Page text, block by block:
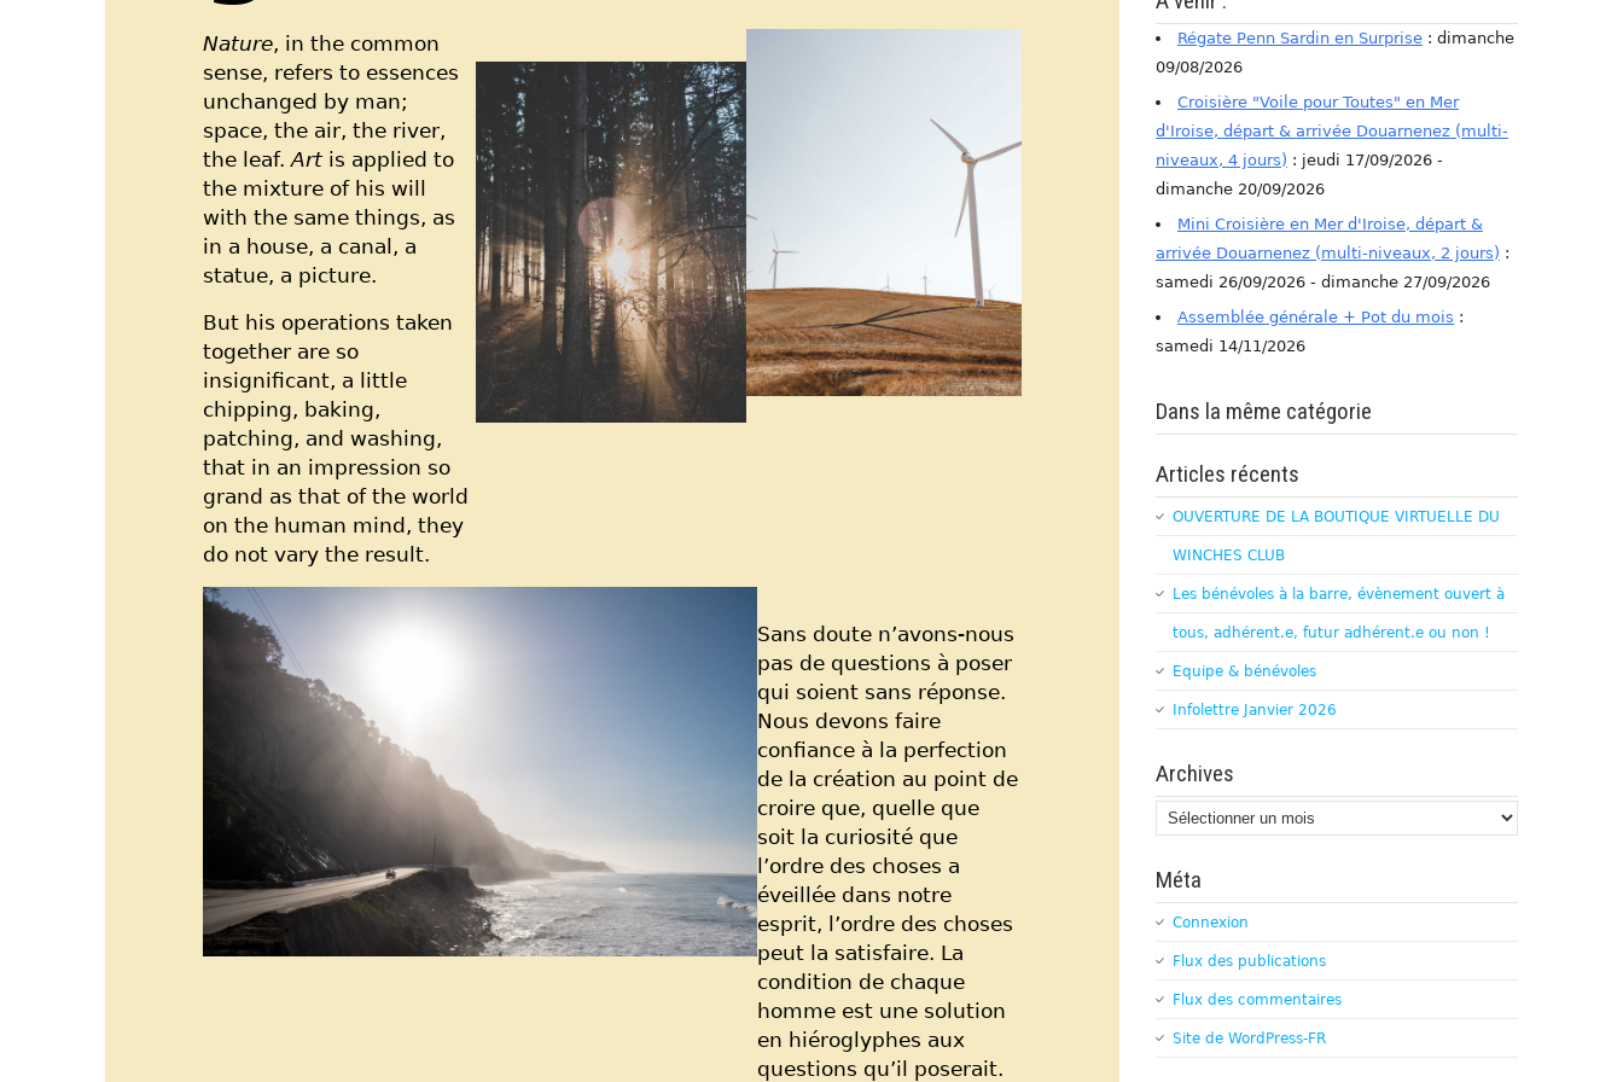
Nature, in the common
sense, refers to essences
unchanged by man;
space, the air, the river,
the leaf. Artis applied to
the mixture of his will
with the same things, as
in a house, a canal, a
statue, a picture.
But his operations taken
together are so
insignificant, a little
chipping, baking,
patching, and washing,
that in an impression so
grand as that of the world
on the human mind, they
do not vary the result.
Sans doute n’avons-nous
pas de questions à poser
qui soient sans réponse.
Nous devons faire
confiance à la perfection
de la création au point de
croire que, quelle que
soit la curiosité que
l’ordre des choses a
éveillée dans notre
esprit, l’ordre des choses
peut la satisfaire. La
condition de chaque
homme est une solution
en hiéroglyphes aux
questions qu’il poserait.
Régate Penn Sardin en Surprise : dimanche
09/08/2026
Croisière "Voile pour Toutes" en Mer
d'Iroise, départ & arrivée Douarnenez (multi-
niveaux, 4 jours) : jeudi 17/09/2026 -
dimanche 20/09/2026
Mini Croisière en Mer d'Iroise, départ &
arrivée Douarnenez (multi-niveaux, 2 jours) :
samedi 26/09/2026 - dimanche 27/09/2026
Assemblée générale + Pot du mois :
samedi 14/11/2026
Dans la même catégorie
Articles récents
OUVERTURE DE LA BOUTIQUE VIRTUELLE DU
WINCHES CLUB
Les bénévoles à la barre, évènement ouvert à
tous, adhérent.e, futur adhérent.e ou non !
Equipe & bénévoles
Infolettre Janvier 2026
Archives
Archives
Méta
Connexion
Flux des publications
Flux des commentaires
Site de WordPress-FR